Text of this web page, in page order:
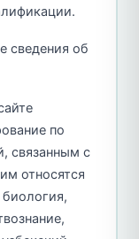
сведения об
по
связанным с
относятся